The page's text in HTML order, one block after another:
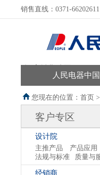
销售直线：0371-66202611
人民电器中
您现在的位置：首页 >
客户专区
设计院
主推产品 产品应用
法规与标准
质量与
经销商